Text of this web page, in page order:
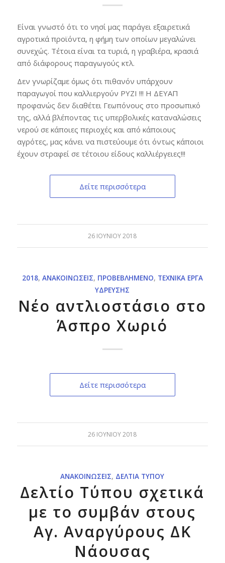
Είναι γνωστό ότι το νησί μας παράγει εξαιρετικά
αγροτικά προϊόντα, η φήμη των οποίων μεγαλώνει
συνεχώς. Τέτοια είναι τα τυριά, η γραβιέρα, κρασιά
από διάφορους παραγωγούς κτλ.
Δεν γνωρίζαμε όμως ότι πιθανόν υπάρχουν
παραγωγοί που καλλιεργούν ΡΥΖΙ !!! Η ΔΕΥΑΠ
προφανώς δεν διαθέτει Γεωπόνους στο προσωπικό
της, αλλά βλέποντας τις υπερβολικές καταναλώσεις
νερού σε κάποιες περιοχές και από κάποιους
αγρότες, μας κάνει να πιστεύουμε ότι όντως κάποιοι
έχουν στραφεί σε τέτοιου είδους καλλιέργειες!!!
Δείτε περισσότερα
26 ΙΟΥΝΊΟΥ 2018
2018, ΑΝΑΚΟΙΝΏΣΕΙΣ, ΠΡΟΒΕΒΛΗΜΈΝΟ, ΤΕΧΝΙΚΆ ΈΡΓΑ
ΎΔΡΕΥΣΗΣ
Νέο αντλιοστάσιο στο
Άσπρο Χωριό
Δείτε περισσότερα
26 ΙΟΥΝΊΟΥ 2018
ΑΝΑΚΟΙΝΏΣΕΙΣ, ΔΕΛΤΊΑ ΤΎΠΟΥ
Δελτίο Τύπου σχετικά
με το συμβάν στους
Αγ. Αναργύρους ΔΚ
Νάουσας